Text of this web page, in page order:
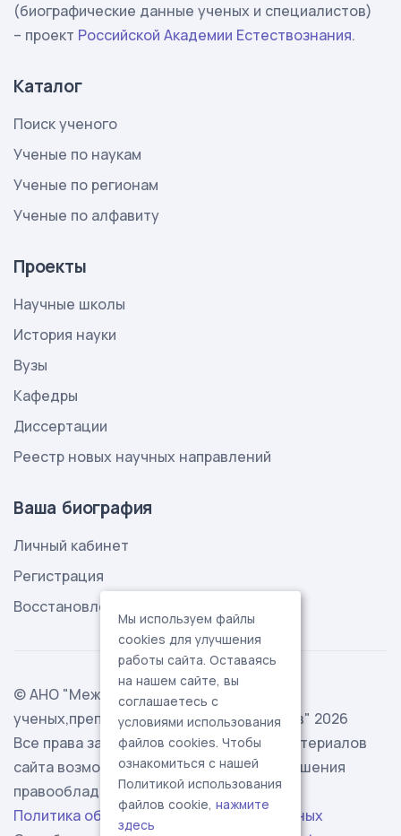
(биографические данные ученых и специалистов)
– проект Российской Академии Естествознания.
Каталог
Поиск ученого
Ученые по наукам
Ученые по регионам
Ученые по алфавиту
Проекты
Научные школы
История науки
Вузы
Кафедры
Диссертации
Реестр новых научных направлений
Ваша биография
Личный кабинет
Регистрация
Восстановление пароля
© АНО "Международная ассоциация
ученых,преподавателей и специалистов" 2026
Все права защищены. Использование материалов
сайта возможно исключительно с разрешения
правообладателя.
Политика обработки персональных данных
Мы используем файлы
cookies для улучшения
работы сайта. Оставаясь
на нашем сайте, вы
соглашаетесь с
условиями использования
файлов cookies. Чтобы
ознакомиться с нашей
Политикой использования
файлов cookie, нажмите
здесь